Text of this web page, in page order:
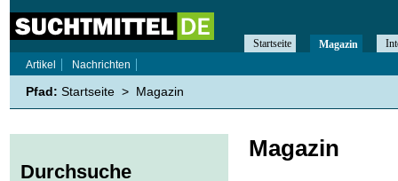
Magazin
Startseite Magazin
Artikel
Nachrichten
Pfad: Startseite > Magazin
Durchsuche